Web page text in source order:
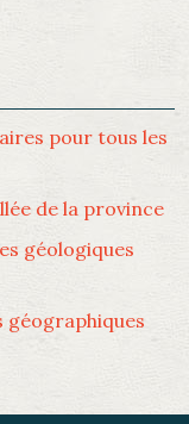
pour tous les
de la province
géologiques
géographiques